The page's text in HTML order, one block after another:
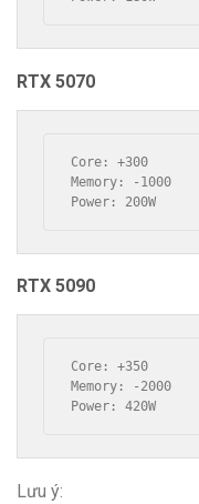
RTX 5070
Core: +300
Memory: -1000
Power: 200W
RTX 5090
Core: +350
Memory: -2000
Power: 420W
Lưu ý: